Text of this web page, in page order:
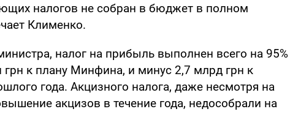
налогов не собран в бюджет в полном
Клименко.
налог на прибыль выполнен всего на 95%
к плану Минфина, и минус 2,7 млрд грн к
года. Акцизного налога, даже несмотря на
акцизов в течение года, недособрали на